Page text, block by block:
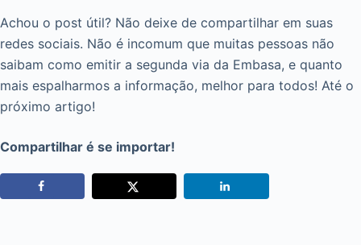
Achou o post útil? Não deixe de compartilhar em suas
redes sociais. Não é incomum que muitas pessoas não
saibam como emitir a segunda via da Embasa, e quanto
mais espalharmos a informação, melhor para todos! Até o
próximo artigo!
Compartilhar é se importar!